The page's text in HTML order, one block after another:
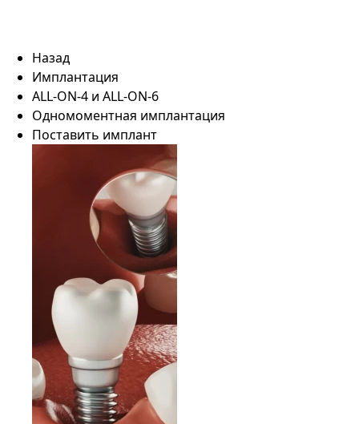
Назад
Имплантация
ALL-ON-4 и ALL-ON-6
Одномоментная имплантация
Поставить имплант